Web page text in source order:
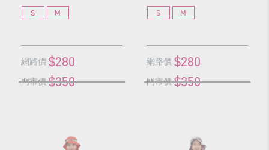
S M
網路價 $280
門市價 $350
S M
網路價 $280
門市價 $350